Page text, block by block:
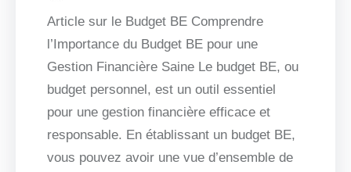
Article sur le Budget BE Comprendre
l’Importance du Budget BE pour une
Gestion Financière Saine Le budget BE, ou
budget personnel, est un outil essentiel
pour une gestion financière efficace et
responsable. En établissant un budget BE,
vous pouvez avoir une vue d’ensemble de